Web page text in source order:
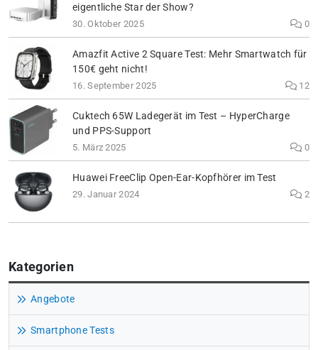
eigentliche Star der Show?
30. Oktober 2025 0
Amazfit Active 2 Square Test: Mehr Smartwatch für
150€ geht nicht!
16. September 2025 12
Cuktech 65W Ladegerät im Test – HyperCharge
und PPS-Support
5. März 2025 0
Huawei FreeClip Open-Ear-Kopfhörer im Test
29. Januar 2024 2
Kategorien
Angebote
Smartphone Tests